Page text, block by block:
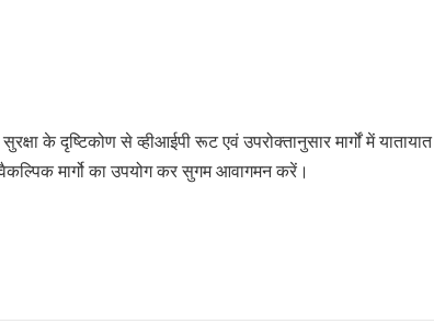
के दृष्टिकोण से व्हीआईपी रूट एवं उपरोक्तानुसार मार्गों में यातायात
मार्गो का उपयोग कर सुगम आवागमन करें।